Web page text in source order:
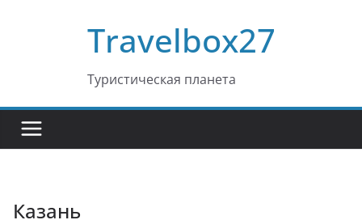
Travelbox27
Туристическая планета
Казань